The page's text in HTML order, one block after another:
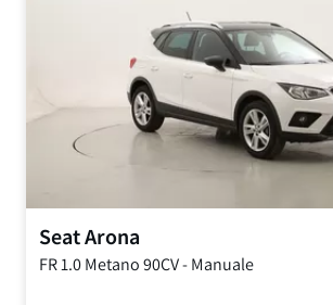
SeatArona
FR1.0 Metano 90CV-Manuale